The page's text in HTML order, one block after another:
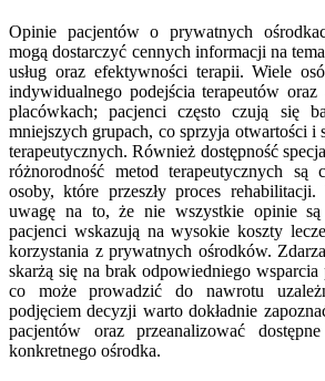
Opinie pacjentów o prywatnych
mogą dostarczyć cennych informacji na
usług oraz efektywności terapii. Wiele
indywidualnego podejścia terapeutów
placówkach; pacjenci często czują się
mniejszych grupach, co sprzyja otwartości i
terapeutycznych. Również dostępność
różnorodność metod terapeutycznych są
osoby, które przeszły proces
uwagę na to, że nie wszystkie opinie
pacjenci wskazują na wysokie koszty
korzystania z prywatnych ośrodków.
skarżą się na brak odpowiedniego
co może prowadzić do nawrotu
podjęciem decyzji warto dokładnie
pacjentów oraz przeanalizować
konkretnego ośrodka.